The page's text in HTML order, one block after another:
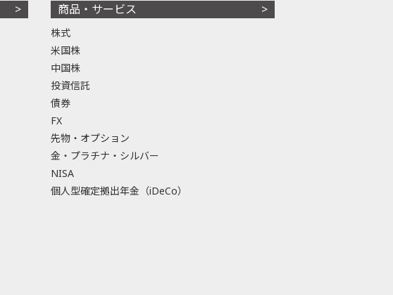
商品・サービス
株式
米国株
中国株
投資信託
債券
FX
先物・オプション
金・プラチナ・シルバー
NISA
個人型確定拠出年金（iDeCo）